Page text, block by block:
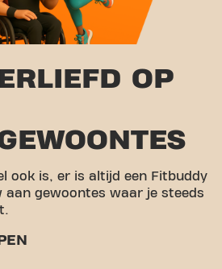
OP
ook is, er is altijd een Fitbuddy
aan gewoontes waar je steeds